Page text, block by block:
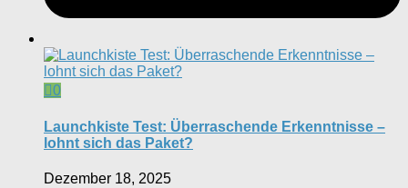
0
Launchkiste Test: Überraschende Erkenntnisse –
lohnt sich das Paket?
Dezember 18, 2025